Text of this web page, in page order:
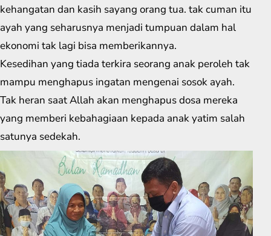
kehangatan dan kasih sayang orang tua. tak cuman itu
ayah yang seharusnya menjadi tumpuan dalam hal
ekonomi tak lagi bisa memberikannya.
Kesedihan yang tiada terkira seorang anak peroleh tak
mampu menghapus ingatan mengenai sosok ayah.
Tak heran saat Allah akan menghapus dosa mereka
yang memberi kebahagiaan kepada anak yatim salah
satunya sedekah.